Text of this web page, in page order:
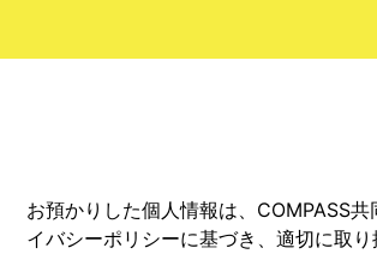
お預かりした個⼈情報は、COMPASS共
イバシーポリシーに基づき、適切に取り